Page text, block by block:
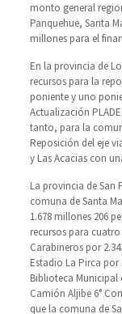
monto general
Panquehue, Santa
millones para el
En la provincia de
recursos para la
poniente y uno
Actualización
tanto, para la
Reposición del eje
y Las Acacias con
La provincia de San
comuna de Santa
1.678 millones 206
recursos para
Carabineros por
Estadio La Pirca por
Biblioteca Municipal
Camión Aljibe 6°
que la comuna de